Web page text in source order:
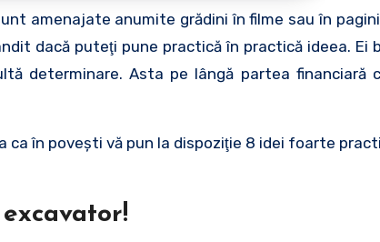
amenajate anumite grădini în filme sau în
dacă puteţi pune practică în practică ideea. Ei
determinare. Asta pe lângă partea financiară
ca în poveşti vă pun la dispoziţie 8 idei foarte